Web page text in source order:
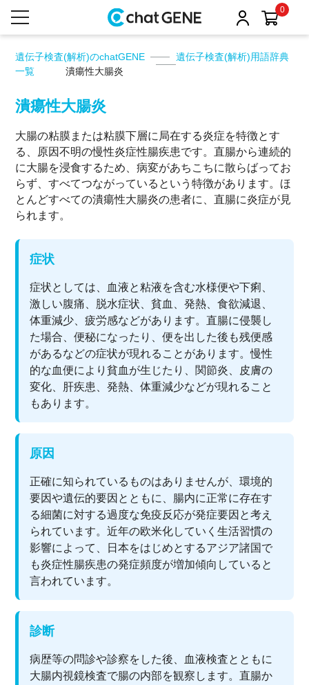
0
遺伝子検査(解析)のchatGENE
遺伝子検査(解析)用語辞典
一覧
潰瘍性大腸炎
潰瘍性大腸炎
大腸の粘膜または粘膜下層に局在する炎症を特徴とす
る、原因不明の慢性炎症性腸疾患です。直腸から連続的
に大腸を浸食するため、病変があちこちに散らばってお
らず、すべてつながっているという特徴があります。ほ
とんどすべての潰瘍性大腸炎の患者に、直腸に炎症が見
られます。
症状
症状としては、血液と粘液を含む水様便や下痢、
激しい腹痛、脱水症状、貧血、発熱、食欲減退、
体重減少、疲労感などがあります。直腸に侵襲し
た場合、便秘になったり、便を出した後も残便感
があるなどの症状が現れることがあります。慢性
的な血便により貧血が生じたり、関節炎、皮膚の
変化、肝疾患、発熱、体重減少などが現れること
もあります。
原因
正確に知られているものはありませんが、環境的
要因や遺伝的要因とともに、腸内に正常に存在す
る細菌に対する過度な免疫反応が発症要因と考え
られています。近年の欧米化していく生活習慣の
影響によって、日本をはじめとするアジア諸国で
も炎症性腸疾患の発症頻度が増加傾向していると
言われています。
診断
病歴等の問診や診察をした後、血液検査とともに
大腸内視鏡検査で腸の内部を観察します。直腸か